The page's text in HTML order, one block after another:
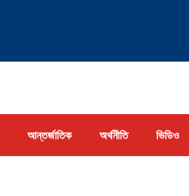
আন্তর্জাতিক অর্থনীতি ভিডিও